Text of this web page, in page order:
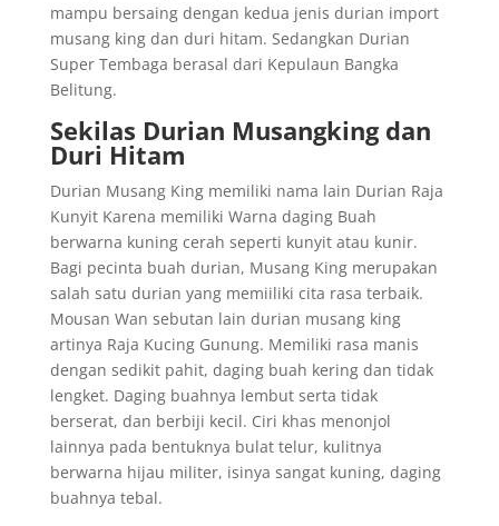
mampu bersaing dengan kedua jenis durian import
musang king dan duri hitam. Sedangkan Durian
Super Tembaga berasal dari Kepulaun Bangka
Belitung.
Sekilas Durian Musangking dan
Duri Hitam
Durian Musang King memiliki nama lain Durian Raja
Kunyit Karena memiliki Warna daging Buah
berwarna kuning cerah seperti kunyit atau kunir.
Bagi pecinta buah durian, Musang King merupakan
salah satu durian yang memiiliki cita rasa terbaik.
Mousan Wan sebutan lain durian musang king
artinya Raja Kucing Gunung. Memiliki rasa manis
dengan sedikit pahit, daging buah kering dan tidak
lengket. Daging buahnya lembut serta tidak
berserat, dan berbiji kecil. Ciri khas menonjol
lainnya pada bentuknya bulat telur, kulitnya
berwarna hijau militer, isinya sangat kuning, daging
buahnya tebal.